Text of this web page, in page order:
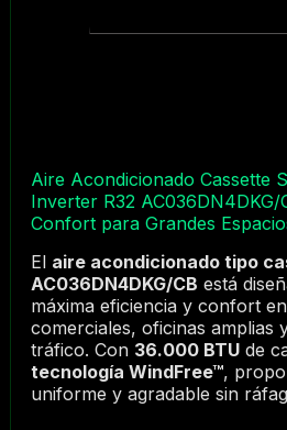
Aire Acondicionado Cassette
Inverter R32 AC036DN4DKG/
Confort para Grandes
El aire acondicionado tipo
AC036DN4DKG/CB está
máxima eficiencia y confort
comerciales, oficinas amplias
tráfico. Con 36.000 BTUde
tecnología WindFree™,
uniforme y agradable sin